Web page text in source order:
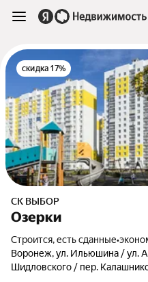
скидка 17%
СК ВЫБОР
Озерки
Строится, есть сданные•
Воронеж,ул. Ильюшина / ул.
Шидловского / пер.